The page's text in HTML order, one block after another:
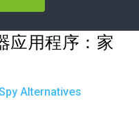
应用程序：家
Alternatives